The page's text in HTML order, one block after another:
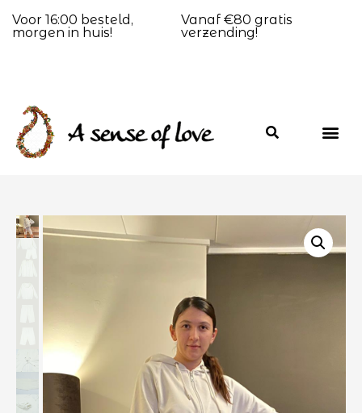
Voor 16:00 besteld,
morgen in huis!
Vanaf €80 gratis
verzending!